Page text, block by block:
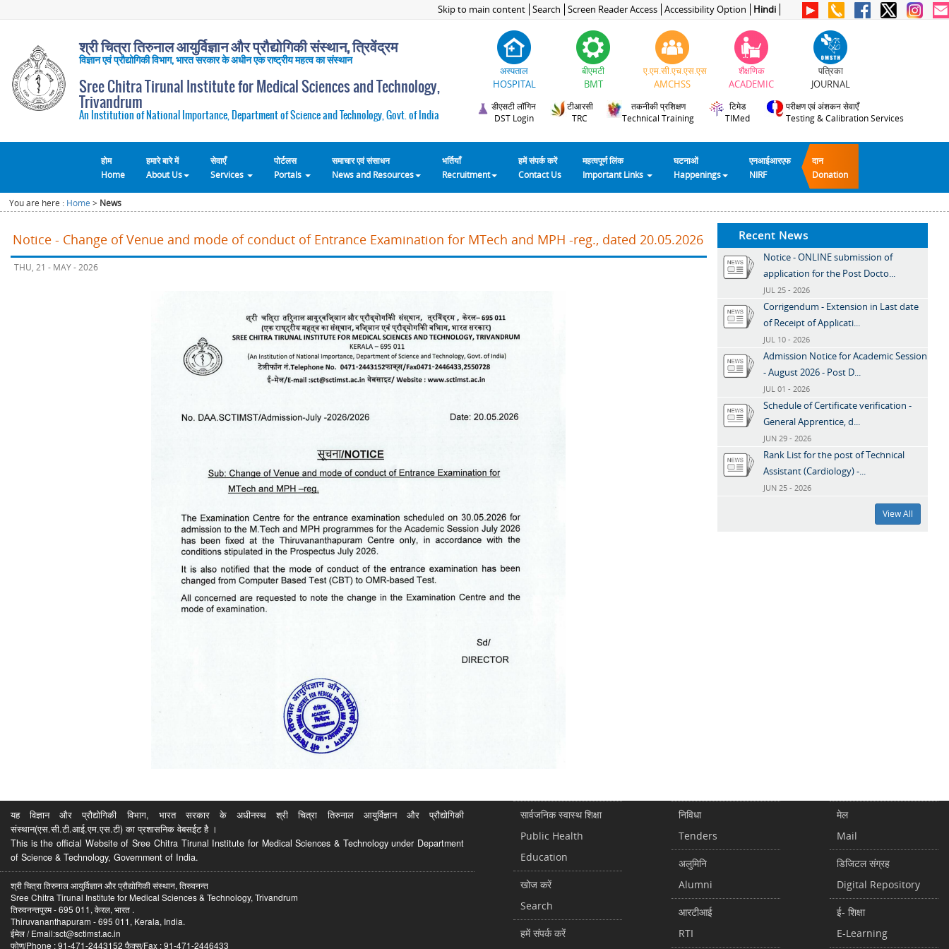
Skip to main content Search Screen Reader Access Accessibility Option Hindi
श्री चित्रा तिरुनाल आयुर्विज्ञान और प्रौद्योगिकी संस्थान, त्रिवेंद्रम
विज्ञान एवं प्रौद्योगिकी विभाग, भारत सरकार के अधीन एक राष्ट्रीय महत्व का संस्थान
Sree Chitra Tirunal Institute for Medical Sciences and Technology,
Trivandrum
An Institution of National Importance, Department of Science and Technology, Govt. of India
अस्पताल
HOSPITAL
बीएमटी
BMT
ए.एम.सी.एच.एस.एस
AMCHSS
शैक्षणिक
ACADEMIC
पत्रिका
JOURNAL
डीएसटी लॉगिन
DST Login
टीआरसी
TRC
तकनीकी प्रशिक्षण
Technical Training
टिमेड
TIMed
परीक्षण एवं अंशकन सेवाएँ
Testing & Calibration Services
होम
Home
हमारे बारे में
About Us
सेवाएँ
Services
पोर्टलस
Portals
समाचार एवं संसाधन
News and Resources
भर्तियाँ
Recruitment
हमें संपर्क करें
Contact Us
महत्वपूर्ण लिंक
Important Links
घटनाओं
Happenings
एनआईआरएफ
NIRF
दान
Donation
You are here : Home > News
Notice - Change of Venue and mode of conduct of Entrance Examination for MTech and MPH -reg., dated 20.05.2026
THU, 21 - MAY - 2026
Recent News
Notice - ONLINE submission of
application for the Post Docto...
JUL 25 - 2026
Corrigendum - Extension in Last date
of Receipt of Applicati...
JUL 10 - 2026
Admission Notice for Academic Session
- August 2026 - Post D...
JUL 01 - 2026
Schedule of Certificate verification -
General Apprentice, d...
JUN 29 - 2026
Rank List for the post of Technical
Assistant (Cardiology) -...
JUN 25 - 2026
View All
यह विज्ञान और प्रौद्योगिकी विभाग, भारत सरकार के अधीनस्थ श्री चित्रा तिरुनाल आयुर्विज्ञान और प्रौद्योगिकी
संस्थान(एस.सी.टी.आई.एम.एस.टी) का प्रशासनिक वेबसईट है ।
This is the official Website of Sree Chitra Tirunal Institute for Medical Sciences & Technology under Department
of Science & Technology, Government of India.
श्री चित्रा तिरुनाल आयुर्विज्ञान और प्रौद्योगिकी संस्थान, तिरुवनन्त
Sree Chitra Tirunal Institute for Medical Sciences & Technology, Trivandrum
तिरुवनन्तपुरम - 695 011, केरल, भारत .
Thiruvananthapuram - 695 011, Kerala, India.
ईमेल / Email:sct@sctimst.ac.in
फोण/Phone : 91-471-2443152 फैक्स/Fax : 91-471-2446433
सार्वजनिक स्वास्थ शिक्षा
Public Health
Education
खोज करें
Search
हमें संपर्क करें
निविधा
Tenders
अलुमिनि
Alumni
आरटीआई
RTI
मेल
Mail
डिजिटल संग्रह
Digital Repository
ई- शिक्षा
E-Learning